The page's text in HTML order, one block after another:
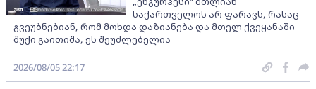
საქართველოს არ ფარავს, რასაც
გვეუბნებიან, რომ მოხდა დაზიანება და მთელ ქვეყანაში
შუქი გაითიშა, ეს შეუძლებელია
2026/08/05 22:17